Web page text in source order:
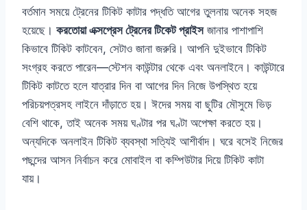
বর্তমান সময়ে ট্রেনের টিকিট কাটার পদ্ধতি আগের তুলনায় অনেক সহজ
হয়েছে। করতোয়া এক্সপ্রেস ট্রেনের টিকেট প্রাইসজানার পাশাপাশি
কিভাবে টিকিট কাটবেন, সেটাও জানা জরুরি। আপনি দুইভাবে টিকিট
সংগ্রহ করতে পারেন—স্টেশন কাউন্টার থেকে এবং অনলাইনে। কাউন্টারে
টিকিট কাটতে হলে যাত্রার দিন বা আগের দিন নিজে উপস্থিত হয়ে
পরিচয়পত্রসহ লাইনে দাঁড়াতে হয়। ঈদের সময় বা ছুটির মৌসুমে ভিড়
বেশি থাকে, তাই অনেক সময় ঘণ্টার পর ঘণ্টা অপেক্ষা করতে হয়।
অন্যদিকে অনলাইন টিকিট ব্যবস্থা সত্যিই আশীর্বাদ। ঘরে বসেই নিজের
পছন্দের আসন নির্বাচন করে মোবাইল বা কম্পিউটার দিয়ে টিকিট কাটা
যায়।